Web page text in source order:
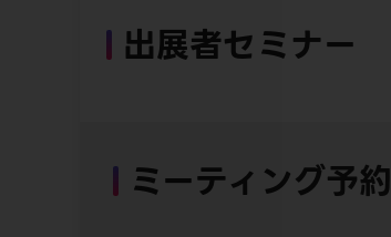
出展者セミナー
ミーティング予約